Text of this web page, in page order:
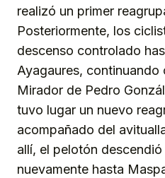
realizó un primer
Posteriormente, los
descenso controlado
Ayagaures, continuando
Mirador de Pedro
tuvo lugar un nuevo
acompañado del
allí, el pelotón
nuevamente hasta